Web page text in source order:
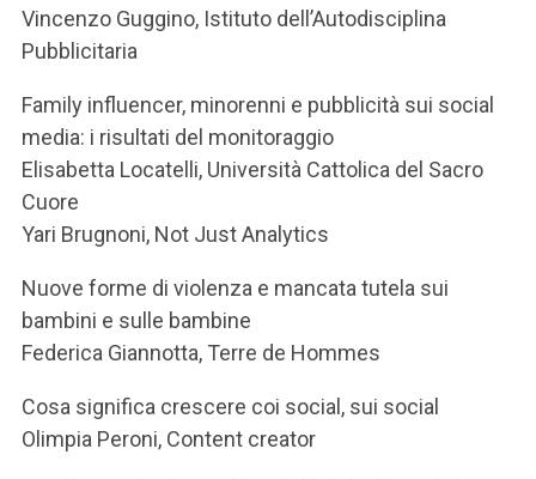
Vincenzo Guggino, Istituto dell’Autodisciplina
Pubblicitaria
Family influencer, minorenni e pubblicità sui social
media: i risultati del monitoraggio
Elisabetta Locatelli, Università Cattolica del Sacro
Cuore
Yari Brugnoni, Not Just Analytics
Nuove forme di violenza e mancata tutela sui
bambini e sulle bambine
Federica Giannotta, Terre de Hommes
Cosa significa crescere coi social, sui social
Olimpia Peroni, Content creator